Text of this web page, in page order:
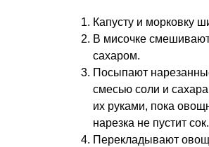
Капусту и морковку
В мисочке
сахаром.
Посыпают
смесью соли и
их руками, пока
нарезка не пустит сок.
Перекладывают